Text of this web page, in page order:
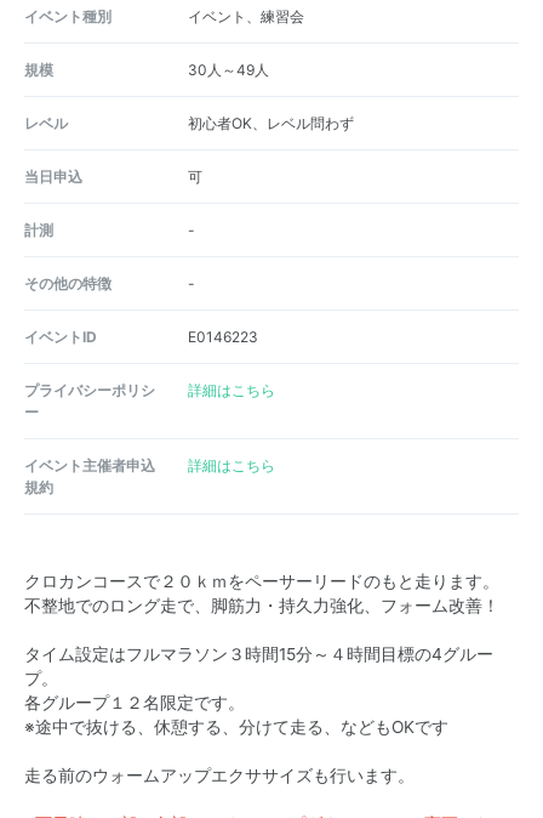
イベント種別 イベント、練習会
規模 30人～49人
レベル 初心者OK、レベル問わず
当日申込 可
計測 -
その他の特徴 -
イベントID E0146223
プライバシーポリシ
ー
詳細はこちら
イベント主催者申込
規約
詳細はこちら
クロカンコースで２０ｋｍをペーサーリードのもと走ります。
不整地でのロング走で、脚筋力・持久力強化、フォーム改善！
タイム設定はフルマラソン３時間15分～４時間目標の4グルー
プ。
各グループ１２名限定です。
※途中で抜ける、休憩する、分けて走る、などもOKです
走る前のウォームアップエクササイズも行います。